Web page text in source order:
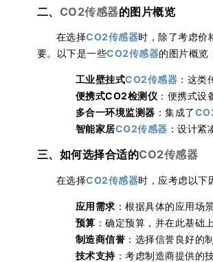
二、 CO2传感器的图片概览
在选择CO2传感器时，除了考虑价
要。以下是一些CO2传感器的图片概览
工业壁挂式CO2传感器 ：这类
便携式CO2检测仪 ：便携式设
多合一环境监测器 ：集成了
智能家居CO2传感器 ：设计紧
三、如何选择合适的CO2传感器
在选择CO2传感器时，应考虑以下
应用需求 ：根据具体的应用场
预算 ：确定预算，并在此基础
制造商信誉 ：选择信誉良好的
技术支持：考虑制造商提供的